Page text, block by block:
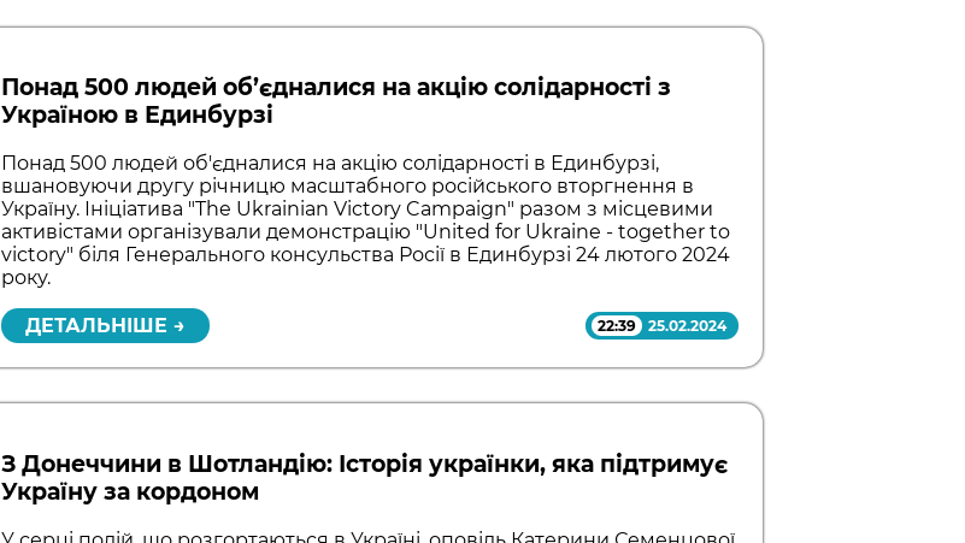
Понад 500 людей об’єдналися на акцію солідарності з
Україною в Единбурзі
Понад 500 людей об'єдналися на акцію солідарності в Единбурзі,
вшановуючи другу річницю масштабного російського вторгнення в
Україну. Ініціатива "The Ukrainian Victory Campaign" разом з місцевими
активістами організували демонстрацію "United for Ukraine - together to
victory" біля Генерального консульства Росії в Единбурзі 24 лютого 2024
року.
ДЕТАЛЬНІШЕ → 22:39 25.02.2024
З Донеччини в Шотландію: Історія українки, яка підтримує
Україну за кордоном